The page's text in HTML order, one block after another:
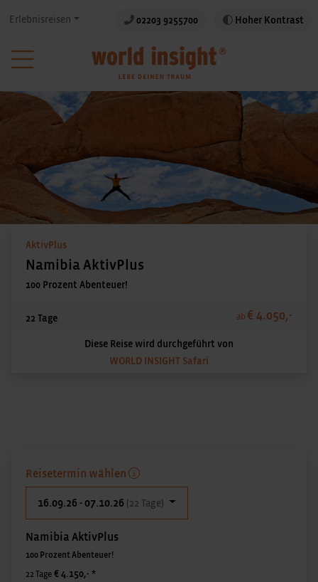
Erlebnisreisen 02203 9255700 Hoher Kontrast
AktivPlus
Namibia AktivPlus
100 Prozent Abenteuer!
22 Tage ab € 4.050,-
Diese Reise wird durchgeführt von
WORLD INSIGHT Safari
Reisetermin wählen
16.09.26 - 07.10.26 (22 Tage)
Namibia AktivPlus
100 Prozent Abenteuer!
22 Tage € 4.150,- *